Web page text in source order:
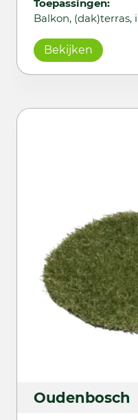
Toepassingen:
Balkon, (dak)terras,
Bekijken
Oudenbosch